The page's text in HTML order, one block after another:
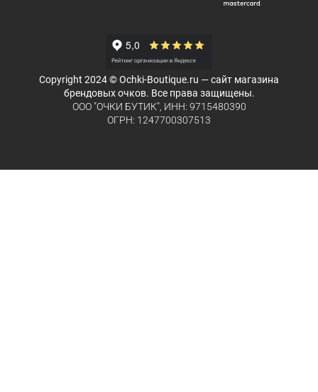
Copyright 2024 © Ochki-Boutique.ru — сайт магазина
брендовых очков. Все права защищены.
ООО "ОЧКИ БУТИК", ИНН: 9715480390
ОГРН: 1247700307513